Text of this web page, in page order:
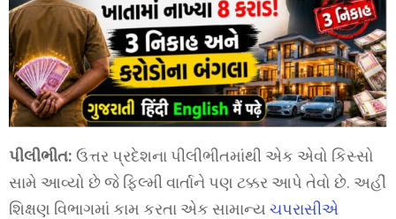
પીલીભીત: ઉત્તર પ્રદેશના પીલીભીતમાંથી એક એવો કિસ્સો
સામે આવ્યો છે જે ફિલ્મી વાર્તાને પણ ટક્કર આપે તેવો છે. અહીં
શિક્ષણ વિભાગમાં કામ કરતા એક સામાન્ય ચપરાસીએ